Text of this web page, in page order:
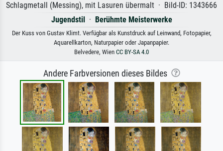
Schlagmetall (Messing), mit Lasuren übermalt · Bild-ID: 1343666
Jugendstil
· Berühmte Meisterwerke
Der Kuss von Gustav Klimt. Verfügbar als Kunstdruck auf Leinwand, Fotopapier,
Aquarellkarton, Naturpapier oder Japanpapier.
Belvedere, Wien CC BY-SA 4.0
Andere Farbversionen dieses Bildes